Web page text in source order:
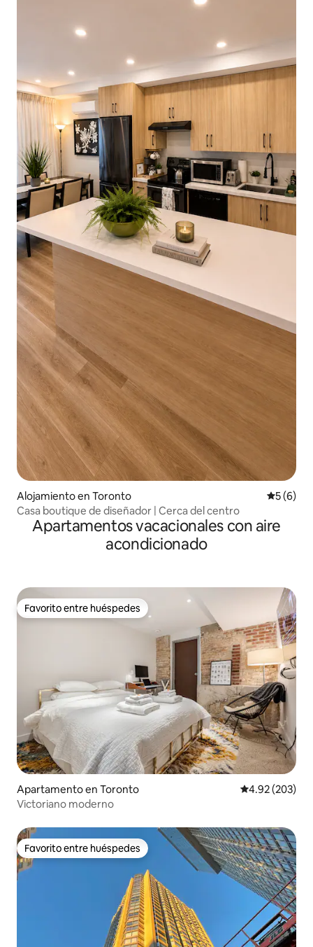
Alojamiento en Toronto
5 (6)
Casa boutique de diseñador | Cerca del centro
Apartamentos vacacionales con aire
acondicionado
Favorito entre huéspedes
Favorito entre huéspedes
Apartamento en Toronto Calificación
4.92 (203)
Victoriano moderno
Favorito entre huéspedes
Favorito entre huéspedes